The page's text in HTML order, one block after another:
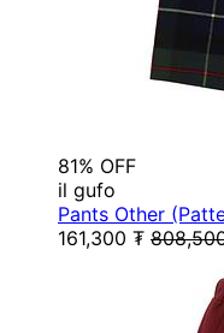
81% OFF
il gufo
Pants Other
161,300 ₮